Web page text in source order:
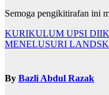
Semoga pengikitirafan ini
Navigasi
kiriman
KURIKULUM UPSI
MENELUSURI
By Bazli Abdul Razak